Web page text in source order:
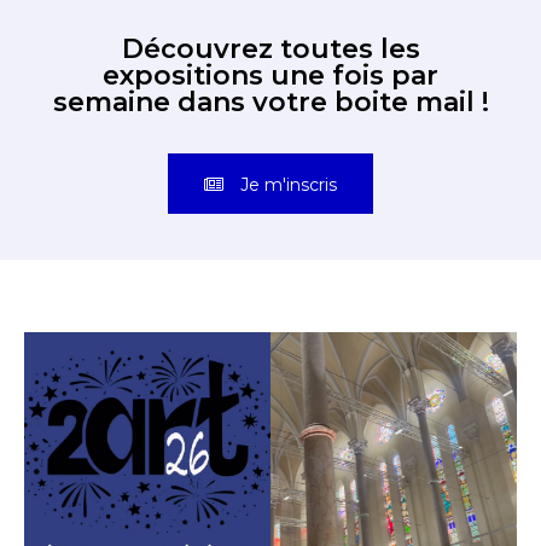
Découvrez toutes les
expositions une fois par
semaine dans votre boite mail !
Je m'inscris